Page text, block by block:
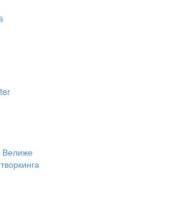
Велиже